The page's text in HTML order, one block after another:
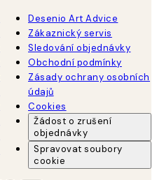
Desenio Art Advice
Zákaznický servis
Sledování objednávky
Obchodní podmínky
Zásady ochrany osobních
údajů
Cookies
Žádost o zrušení
objednávky
Spravovat soubory
cookie